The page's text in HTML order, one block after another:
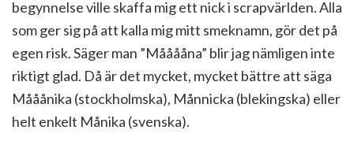
begynnelse ville skaffa mig ett nick i scrapvärlden. Alla
som ger sig på att kalla mig mitt smeknamn, gör det på
egen risk. Säger man ”Mååååna” blir jag nämligen inte
riktigt glad. Då är det mycket, mycket bättre att säga
Mååånika (stockholmska), Månnicka (blekingska) eller
helt enkelt Månika (svenska).